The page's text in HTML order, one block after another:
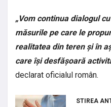
„Vom continua dialogul
măsurile pe care le
realitatea din teren și în
care își desfășoară
declarat oficialul român.
STIREA